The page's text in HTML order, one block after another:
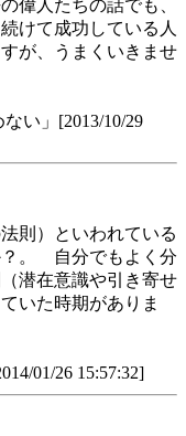
偉人たちの話でも、
けて成功している人
が、うまくいきませ
い」[2013/10/29
則）といわれている
？。 自分でもよく分
潜在意識や引き寄せ
いた時期がありま
01/26 15:57:32]